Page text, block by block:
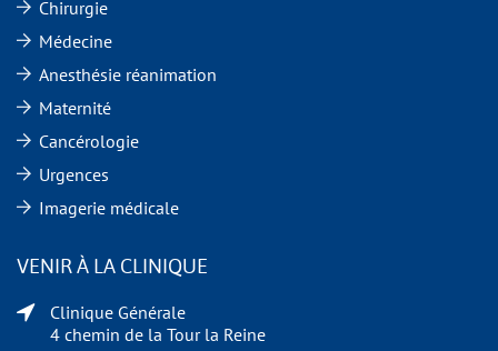
Chirurgie
Médecine
Anesthésie réanimation
Maternité
Cancérologie
Urgences
Imagerie médicale
VENIR À LA CLINIQUE
Clinique Générale
4 chemin de la Tour la Reine